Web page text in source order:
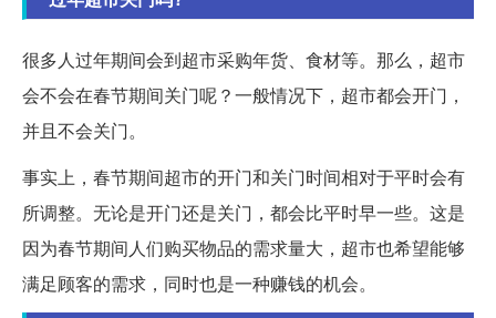
很多人过年期间会到超市采购年货、食材等。那么，超市
会不会在春节期间关门呢？一般情况下，超市都会开门，
并且不会关门。
事实上，春节期间超市的开门和关门时间相对于平时会有
所调整。无论是开门还是关门，都会比平时早一些。这是
因为春节期间人们购买物品的需求量大，超市也希望能够
满足顾客的需求，同时也是一种赚钱的机会。